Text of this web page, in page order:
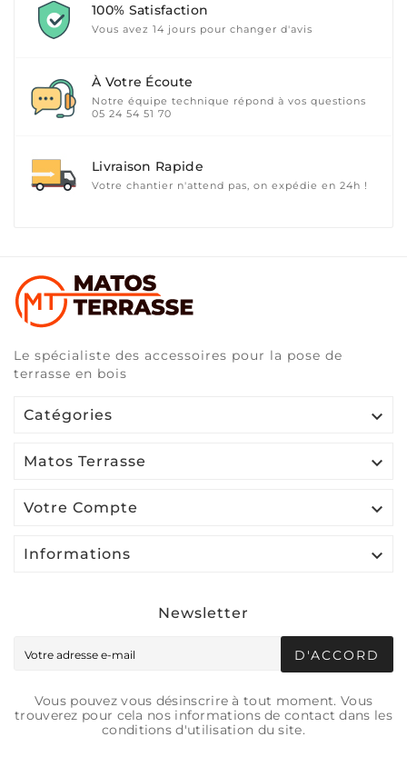
100% Satisfaction
Vous avez 14 jours pour changer d'avis
À Votre Écoute
Notre équipe technique répond à vos questions
05 24 54 51 70
Livraison Rapide
Votre chantier n'attend pas, on expédie en 24h !
Le spécialiste des accessoires pour la pose de
terrasse en bois
Catégories 
Matos Terrasse 
Votre Compte 
Informations 
Newsletter
D'ACCORD
Vous pouvez vous désinscrire à tout moment. Vous
trouverez pour cela nos informations de contact dans les
conditions d'utilisation du site.